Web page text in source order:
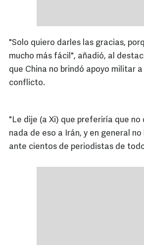
"Solo quiero darles las gracias,
mucho más fácil", añadió, al
que China no brindó apoyo militar
conflicto.
"Le dije (a Xi) que preferiría que no
nada de eso a Irán, y en general
ante cientos de periodistas de